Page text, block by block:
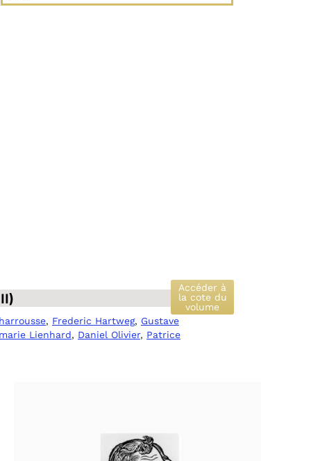
Accéder à
la cote du
volume
, Frederic Hartweg, Gustave
Lienhard, Daniel Olivier, Patrice